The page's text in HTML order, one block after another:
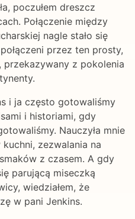
poczułem dreszcz
Połączenie między
nagle stało się
przez ten prosty,
przekazywany z pokolenia
i ja często gotowaliśmy
i historiami, gdy
Nauczyła mnie
zezwalania na
z czasem. A gdy
parującą miseczką
wiedziałem, że
w pani Jenkins.